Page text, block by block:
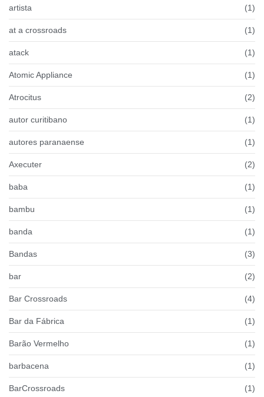
artista (1)
at a crossroads (1)
atack (1)
Atomic Appliance (1)
Atrocitus (2)
autor curitibano (1)
autores paranaense (1)
Axecuter (2)
baba (1)
bambu (1)
banda (1)
Bandas (3)
bar (2)
Bar Crossroads (4)
Bar da Fábrica (1)
Barão Vermelho (1)
barbacena (1)
BarCrossroads (1)